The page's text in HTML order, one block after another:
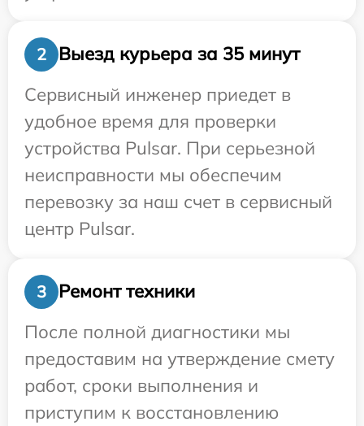
2
Выезд курьера за 35 минут
Сервисный инженер приедет в
удобное время для проверки
устройства Pulsar. При серьезной
неисправности мы обеспечим
перевозку за наш счет в сервисный
центр Pulsar.
3
Ремонт техники
После полной диагностики мы
предоставим на утверждение смету
работ, сроки выполнения и
приступим к восстановлению